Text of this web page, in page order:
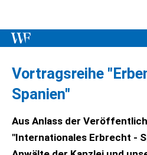
Vortragsreihe
Spanien"
Aus Anlass der
"Internationales Erbrecht -